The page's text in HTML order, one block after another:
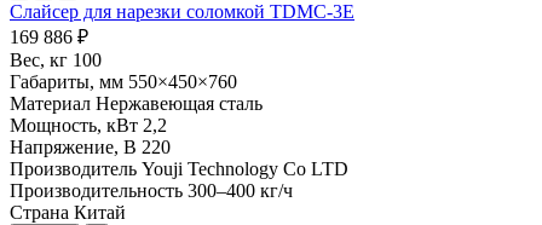
Слайсер для нарезки соломкой TDMC-3E
169 886 ₽
Вес, кг 100
Габариты, мм 550×450×760
Материал Нержавеющая сталь
Мощность, кВт 2,2
Напряжение, В 220
Производитель Youji Technology Co LTD
Производительность 300–400 кг/ч
Страна Китай